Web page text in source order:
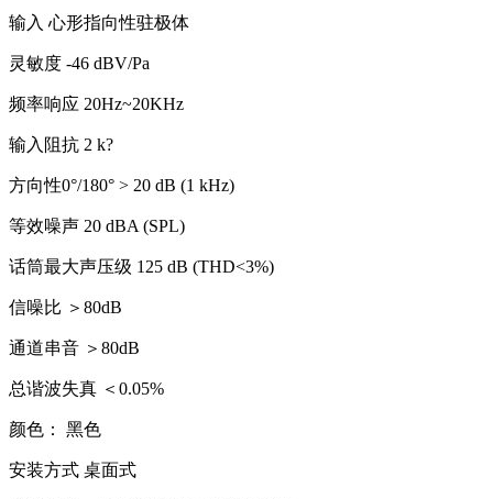
输入 心形指向性驻极体
灵敏度 -46 dBV/Pa
频率响应 20Hz~20KHz
输入阻抗 2 k?
方向性0°/180° > 20 dB (1 kHz)
等效噪声 20 dBA (SPL)
话筒最大声压级 125 dB (THD<3%)
信噪比 ＞80dB
通道串音 ＞80dB
总谐波失真 ＜0.05%
颜色： 黑色
安装方式 桌面式